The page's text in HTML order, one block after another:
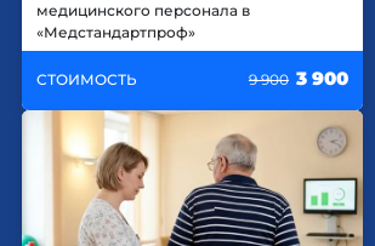
медицинского персонала в
«Медстандартпроф»
СТОИМОСТЬ 9 900 3 900